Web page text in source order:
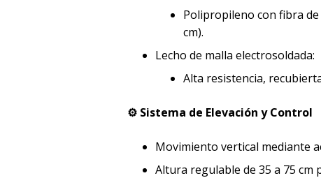
Polipropileno con fibra
cm).
Lecho de malla electrosoldada:
Alta resistencia,
⚙️ Sistema de Elevación y Control
Movimiento vertical mediante
Altura regulable de 35 a 75 cm